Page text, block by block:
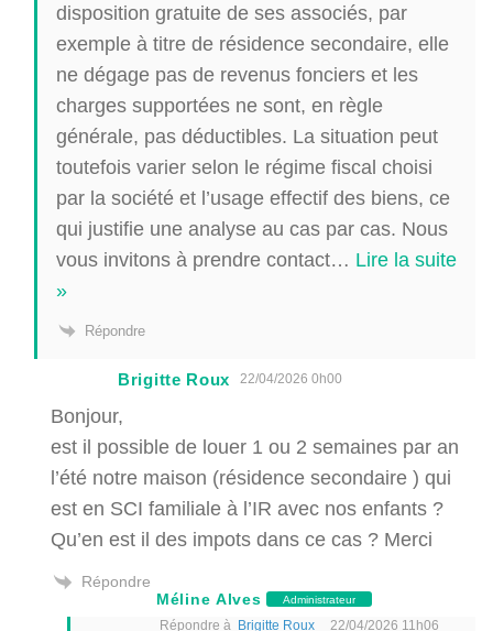
disposition gratuite de ses associés, par
exemple à titre de résidence secondaire, elle
ne dégage pas de revenus fonciers et les
charges supportées ne sont, en règle
générale, pas déductibles. La situation peut
toutefois varier selon le régime fiscal choisi
par la société et l’usage effectif des biens, ce
qui justifie une analyse au cas par cas. Nous
vous invitons à prendre contact… Lire la suite
»
Répondre
Brigitte Roux 22/04/2026 0h00
Bonjour,
est il possible de louer 1 ou 2 semaines par an
l’été notre maison (résidence secondaire ) qui
est en SCI familiale à l’IR avec nos enfants ?
Qu’en est il des impots dans ce cas ? Merci
Répondre
Méline Alves
Administrateur
Répondre à Brigitte Roux 22/04/2026 11h06